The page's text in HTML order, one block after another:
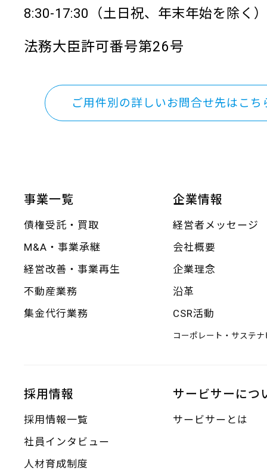
8:30-17:30（土日祝、年末年始を除く
法務大臣許可番号第26号
ご用件別の詳しいお問合せ先はこち
事業一覧
債権受託・買取
M&A・事業承継
経営改善・事業再生
不動産業務
集金代行業務
企業情報
経営者メッセージ
会社概要
企業理念
沿革
CSR活動
コーポレート・サステナ
採用情報
採用情報一覧
社員インタビュー
人材育成制度
サービサーにつ
サービサーとは